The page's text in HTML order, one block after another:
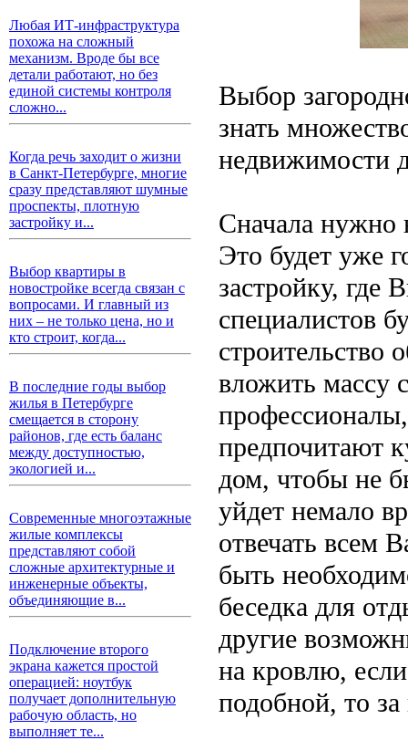
Любая ИТ-инфраструктура
похожа на сложный
механизм. Вроде бы все
детали работают, но без
единой системы контроля
сложно...
Когда речь заходит о жизни
в Санкт-Петербурге, многие
сразу представляют шумные
проспекты, плотную
застройку и...
Выбор квартиры в
новостройке всегда связан с
вопросами. И главный из
них – не только цена, но и
кто строит, когда...
В последние годы выбор
жилья в Петербурге
смещается в сторону
районов, где есть баланс
между доступностью,
экологией и...
Современные многоэтажные
жилые комплексы
представляют собой
сложные архитектурные и
инженерные объекты,
объединяющие в...
Подключение второго
экрана кажется простой
операцией: ноутбук
получает дополнительную
рабочую область, но
выполняет те...
Выбор
знать
недвижимости
Сначала нужно
Это будет уже
застройку, где
специалистов
строительство
вложить массу
предпочитают
дом, чтобы не
уйдет немало
отвечать всем
быть
беседка для
другие
на кровлю,
подобной, то